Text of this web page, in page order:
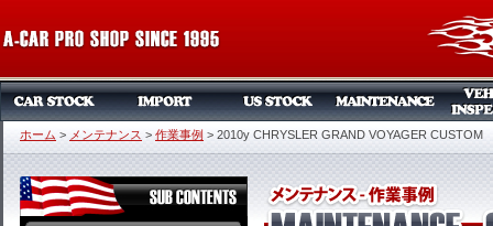
ホーム > メンテナンス > 作業事例 > 2010y CHRYSLER GRAND VOYAGER CUSTOM